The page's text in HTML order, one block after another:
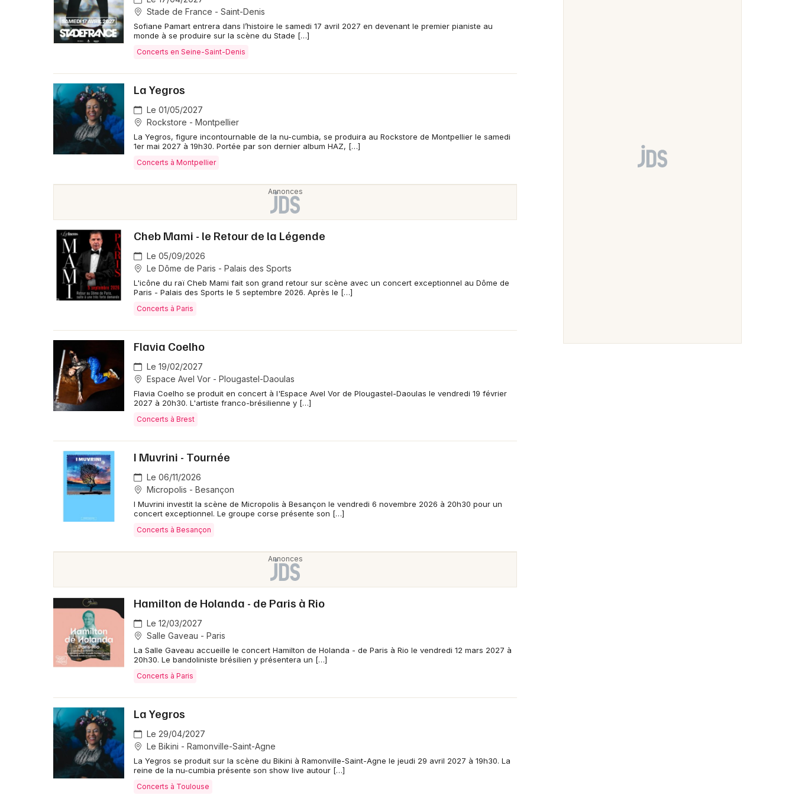
multilingues inspirées de ses voyages et l’expression de sa culture rom et espagnole révélée dans The Voice.
Stade de France - Saint-Denis
Sofiane Pamart entrera dans l’histoire le samedi 17 avril 2027 en devenant le premier pianiste au
monde à se produire sur la scène du Stade […]
Concerts en Seine-Saint-Denis
La Yegros
Le 01/05/2027
Rockstore - Montpellier
La Yegros, figure incontournable de la nu-cumbia, se produira au Rockstore de Montpellier le samedi
1er mai 2027 à 19h30. Portée par son dernier album HAZ, […]
Concerts à Montpellier
Cheb Mami - le Retour de la Légende
Le 05/09/2026
Le Dôme de Paris - Palais des Sports
L'icône du raï Cheb Mami fait son grand retour sur scène avec un concert exceptionnel au Dôme de
Paris - Palais des Sports le 5 septembre 2026. Après le […]
Concerts à Paris
Flavia Coelho
Le 19/02/2027
Espace Avel Vor - Plougastel-Daoulas
Flavia Coelho se produit en concert à l'Espace Avel Vor de Plougastel-Daoulas le vendredi 19 février
2027 à 20h30. L'artiste franco-brésilienne y […]
Concerts à Brest
I Muvrini - Tournée
Le 06/11/2026
Micropolis - Besançon
I Muvrini investit la scène de Micropolis à Besançon le vendredi 6 novembre 2026 à 20h30 pour un
concert exceptionnel. Le groupe corse présente son […]
Concerts à Besançon
Hamilton de Holanda - de Paris à Rio
Le 12/03/2027
Salle Gaveau - Paris
La Salle Gaveau accueille le concert Hamilton de Holanda - de Paris à Rio le vendredi 12 mars 2027 à
20h30. Le bandoliniste brésilien y présentera un […]
Concerts à Paris
La Yegros
Le 29/04/2027
Le Bikini - Ramonville-Saint-Agne
La Yegros se produit sur la scène du Bikini à Ramonville-Saint-Agne le jeudi 29 avril 2027 à 19h30. La
reine de la nu-cumbia présente son show live autour […]
Concerts à Toulouse